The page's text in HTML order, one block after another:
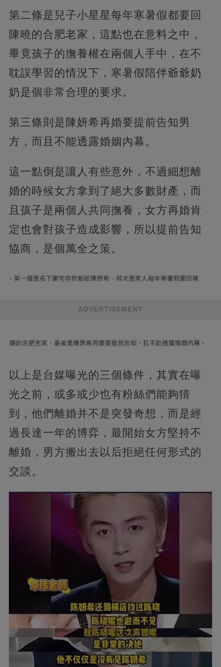
第二條是兒子小星星每年寒暑假都要回
陳曉的合肥老家，這點也在意料之中，
畢竟孩子的撫養權在兩個人手中，在不
耽誤學習的情況下，寒暑假陪伴爺爺奶
奶是個非常合理的要求。
第三條則是陳妍希再婚要提前告知男
方，而且不能透露婚姻內幕。
這一點倒是讓人有些意外，不過細想離
婚的時候女方拿到了絕大多數財產，而
且孩子是兩個人共同撫養，女方再婚肯
定也會對孩子造成影響，所以提前告知
協商，是個萬全之策。
ADVERTISEMENT
以上是台媒曝光的三個條件，其實在曝
光之前，或多或少也有粉絲們能夠猜
到，他們離婚并不是突發奇想，而是經
過長達一年的博弈，最開始女方堅持不
離婚，男方搬出去以后拒絕任何形式的
交談。